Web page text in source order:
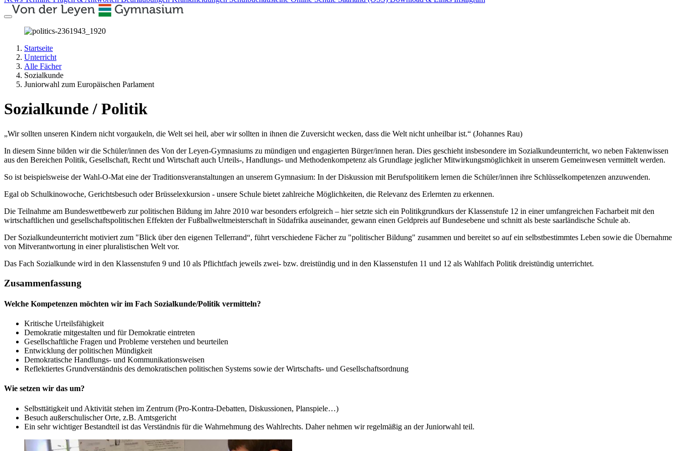
Startseite
Unterricht
Alle Fächer
Sozialkunde
Juniorwahl zum Europäischen Parlament
Sozialkunde / Politik
„Wir sollten unseren Kindern nicht vorgaukeln, die Welt sei heil, aber wir sollten in ihnen die Zuversicht wecken, dass die Welt nicht unheilbar ist.“ (Johannes Rau)
In diesem Sinne bilden wir die Schüler/innen des Von der Leyen-Gymnasiums zu mündigen und engagierten Bürger/innen heran. Dies geschieht insbesondere im Sozialkundeunterricht, wo neben Faktenwissen
aus den Bereichen Politik, Gesellschaft, Recht und Wirtschaft auch Urteils-, Handlungs- und Methodenkompetenz als Grundlage jeglicher Mitwirkungsmöglichkeit in unserem Gemeinwesen vermittelt werden.
So ist beispielsweise der Wahl-O-Mat eine der Traditionsveranstaltungen an unserem Gymnasium: In der Diskussion mit Berufspolitikern lernen die Schüler/innen ihre Schlüsselkompetenzen anzuwenden.
Egal ob Schulkinowoche, Gerichtsbesuch oder Brüsselexkursion - unsere Schule bietet zahlreiche Möglichkeiten, die Relevanz des Erlernten zu erkennen.
Die Teilnahme am Bundeswettbewerb zur politischen Bildung im Jahre 2010 war besonders erfolgreich – hier setzte sich ein Politikgrundkurs der Klassenstufe 12 in einer umfangreichen Facharbeit mit den
wirtschaftlichen und gesellschaftspolitischen Effekten der Fußballweltmeisterschaft in Südafrika auseinander, gewann einen Geldpreis auf Bundesebene und schnitt als beste saarländische Schule ab.
Der Sozialkundeunterricht motiviert zum "Blick über den eigenen Tellerrand“, führt verschiedene Fächer zu "politischer Bildung" zusammen und bereitet so auf ein selbstbestimmtes Leben sowie die Übernahme
von Mitverantwortung in einer pluralistischen Welt vor.
Das Fach Sozialkunde wird in den Klassenstufen 9 und 10 als Pflichtfach jeweils zwei- bzw. dreistündig und in den Klassenstufen 11 und 12 als Wahlfach Politik dreistündig unterrichtet.
Zusammenfassung
Welche Kompetenzen möchten wir im Fach Sozialkunde/Politik vermitteln?
Kritische Urteilsfähigkeit
Demokratie mitgestalten und für Demokratie eintreten
Gesellschaftliche Fragen und Probleme verstehen und beurteilen
Entwicklung der politischen Mündigkeit
Demokratische Handlungs- und Kommunikationsweisen
Reflektiertes Grundverständnis des demokratischen politischen Systems sowie der Wirtschafts- und Gesellschaftsordnung
Wie setzen wir das um?
Selbsttätigkeit und Aktivität stehen im Zentrum (Pro-Kontra-Debatten, Diskussionen, Planspiele…)
Besuch außerschulischer Orte, z.B. Amtsgericht
Ein sehr wichtiger Bestandteil ist das Verständnis für die Wahrnehmung des Wahlrechts. Daher nehmen wir regelmäßig an der Juniorwahl teil.